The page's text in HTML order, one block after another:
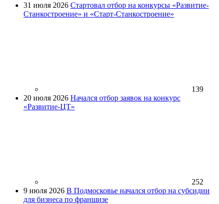
31 июля 2026 Стартовал отбор на конкурсы «Развитие-
Станкостроение» и «Старт-Станкостроение»
139
20 июля 2026 Начался отбор заявок на конкурс
«Развитие-ЦТ»
252
9 июля 2026 В Подмосковье начался отбор на субсидии
для бизнеса по франшизе